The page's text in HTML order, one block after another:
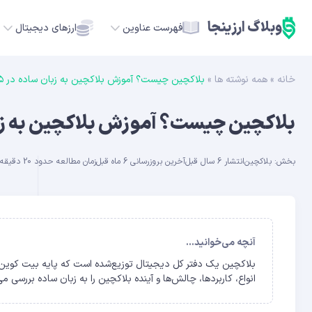
وبلاگ ارزینجا فهرست عناوین ارزهای دیجیتال
ADA
خانه » همه نوشته ها » بلاکچین چیست؟ آموزش بلاکچین به زبان ساده در ۱۴۰۵ + کاربردها
بلاکچین چیست؟ آموزش بلاکچین به زبان ساده در
بخش: بلاکچینانتشار 6 سال قبل آخرین بروزرسانی 6 ماه قبل زمان مطالعه حدود 20 دقیقه
آنچه می‌خوانید...
انواع، کاربردها، چالش‌ها و آینده بلاکچین را به زبان ساده بررسی